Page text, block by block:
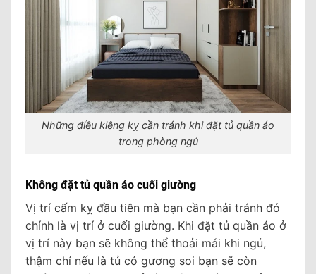
Những điều kiêng kỵ cần tránh khi đặt tủ quần áo
trong phòng ngủ
Không đặt tủ quần áo cuối giường
Vị trí cấm kỵ đầu tiên mà bạn cần phải tránh đó
chính là vị trí ở cuối giường. Khi đặt tủ quần áo ở
vị trí này bạn sẽ không thể thoải mái khi ngủ,
thậm chí nếu là tủ có gương soi bạn sẽ còn